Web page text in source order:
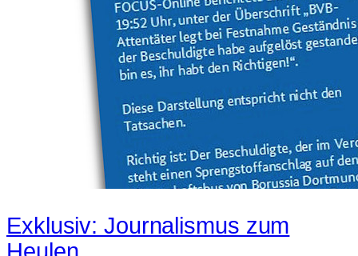
Exklusiv: Journalismus zum